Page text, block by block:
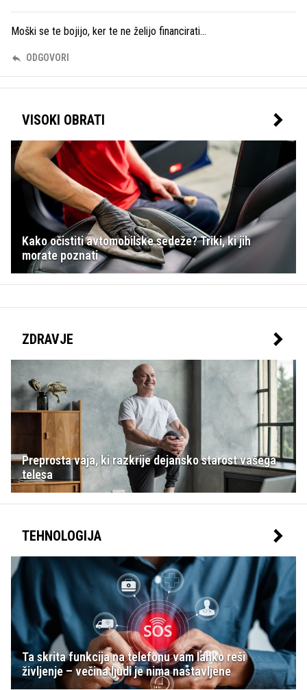
Moški se te bojijo, ker te ne želijo financirati...
ODGOVORI
VISOKI OBRATI
Kako očistiti avtomobilske sedeže? Triki, ki jih
morate poznati
ZDRAVJE
Preprosta vaja, ki razkrije dejansko starost vašega
telesa
TEHNOLOGIJA
Ta skrita funkcija na telefonu vam lahko reši
življenje – večina ljudi je nima nastavljene